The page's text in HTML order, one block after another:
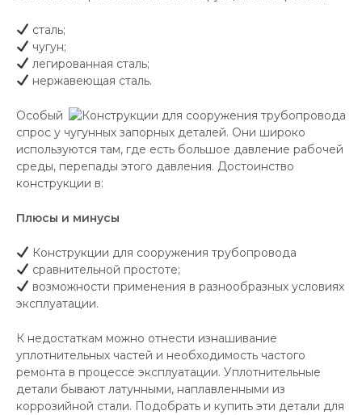
сталь;
чугун;
легированная сталь;
нержавеющая сталь.
Особый
спрос у чугунных запорных деталей. Они широко
используются там, где есть большое давление рабочей
среды, перепады этого давления. Достоинство
конструкции в:
Плюсы и минусы
Конструкции для сооружения трубопровода
сравнительной простоте;
возможности применения в разнообразных условиях
эксплуатации.
К недостаткам можно отнести изнашивание
уплотнительных частей и необходимость частого
ремонта в процессе эксплуатации. Уплотнительные
детали бывают латунными, наплавленными из
коррозийной стали. Подобрать и купить эти детали для